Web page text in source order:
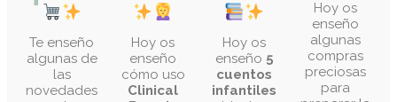
Te enseño
algunas de
las
novedades
Hoy os
enseño
cómo uso
Clinical
Hoy os
enseño 5
cuentos
infantiles
Hoy os
enseño
algunas
compras
preciosas
para